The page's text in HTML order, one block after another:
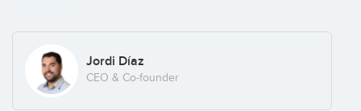
Jordi Díaz
CEO & Co-founder